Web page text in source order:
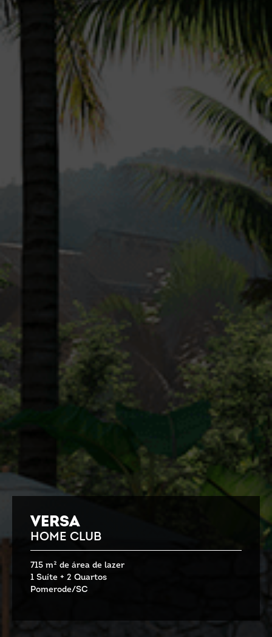
PRISMA
HOME CLUB
ÁREA PRIVATIVA DE 133 E 138M2
VAGA DUPLICAVEL COM BOX
ESPAÇO GOURMET